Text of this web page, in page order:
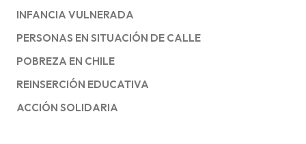
INFANCIA VULNERADA
PERSONAS EN SITUACIÓN DE CALLE
POBREZA EN CHILE
REINSERCIÓN EDUCATIVA
ACCIÓN SOLIDARIA